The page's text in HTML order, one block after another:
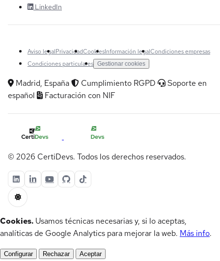
LinkedIn
Aviso legalPrivacidadCookiesInformación legalCondiciones empresas
Condiciones particulares Gestionar cookies
Madrid, España Cumplimiento RGPD
Soporte en
español
Facturación con NIF
© 2026 CertiDevs. Todos los derechos reservados.
Cookies. Usamos técnicas necesarias y, si lo aceptas,
analíticas de Google Analytics para mejorar la web. Más info.
Configurar Rechazar Aceptar